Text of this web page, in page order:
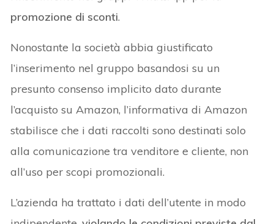
promozione di sconti.
Nonostante la società abbia giustificato
l’inserimento nel gruppo basandosi su un
presunto consenso implicito dato durante
l’acquisto su Amazon, l’informativa di Amazon
stabilisce che i dati raccolti sono destinati solo
alla comunicazione tra venditore e cliente, non
all’uso per scopi promozionali.
L’azienda ha trattato i dati dell’utente in modo